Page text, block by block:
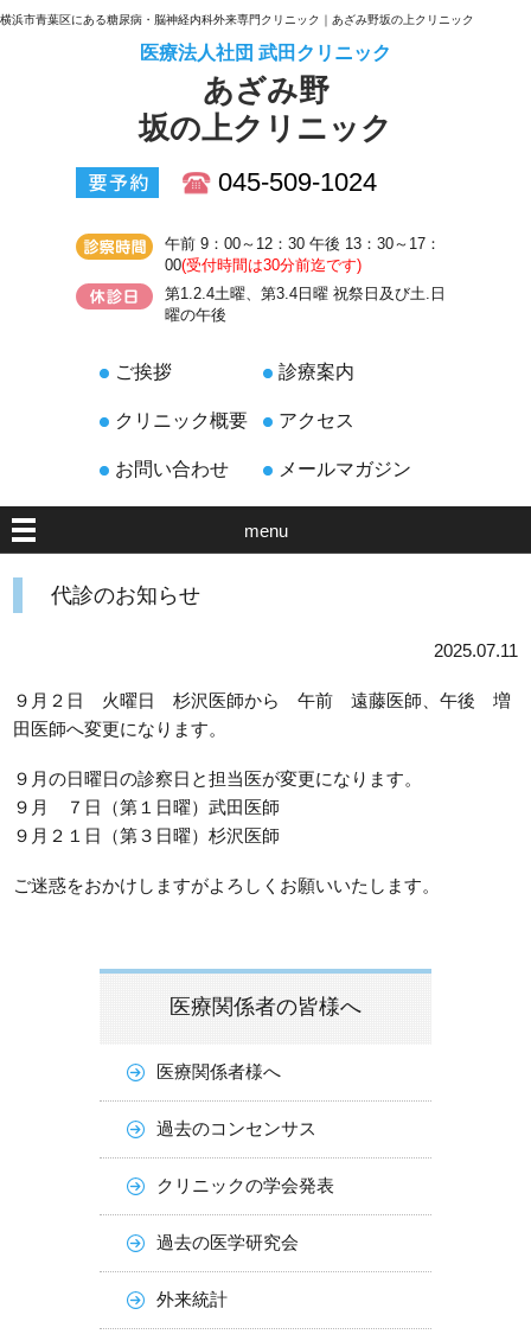
横浜市青葉区にある糖尿病・脳神経内科外来専門クリニック｜あざみ野坂の上クリニック
医療法人社団 武田クリニック
あざみ野
坂の上クリニック
045-509-1024
午前 9：00～12：30 午後 13：30～17：
00(受付時間は30分前迄です)
第1.2.4土曜、第3.4日曜 祝祭日及び土.日
曜の午後
ご挨拶 診療案内
クリニック概要 アクセス
お問い合わせ メールマガジン
menu
代診のお知らせ
2025.07.11
９月２日 火曜日 杉沢医師から 午前 遠藤医師、午後 増
田医師へ変更になります。
９月の日曜日の診察日と担当医が変更になります。
９月 ７日（第１日曜）武田医師
９月２１日（第３日曜）杉沢医師
ご迷惑をおかけしますがよろしくお願いいたします。
医療関係者の皆様へ
医療関係者様へ
過去のコンセンサス
クリニックの学会発表
過去の医学研究会
外来統計